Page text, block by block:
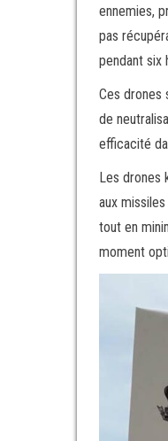
ennemies,
pas
pendant six
Ces drones
de
efficacité
Les drones
aux
tout en
moment